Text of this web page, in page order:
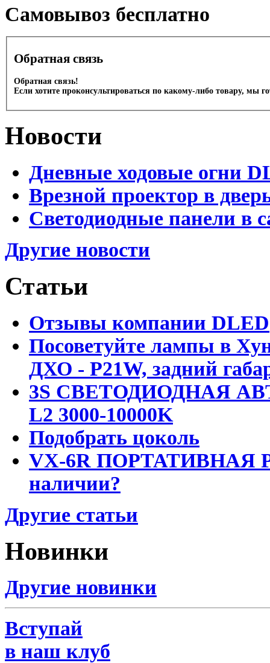
Cамовывоз бесплатно
Обратная связь
Обратная связь!
Если хотите проконсультироваться по какому-либо товару, мы
Новости
Дневные ходовые огни
Врезной проектор в
Светодиодные панели в
Другие новости
Статьи
Отзывы компании DLED
Посоветуйте лампы в
ДХО - P21W, задний
3S СВЕТОДИОДНАЯ
L2 3000-10000K
Подобрать цоколь
VX-6R ПОРТАТИВНАЯ
наличии?
Другие статьи
Новинки
Другие новинки
Вступай
в наш клуб